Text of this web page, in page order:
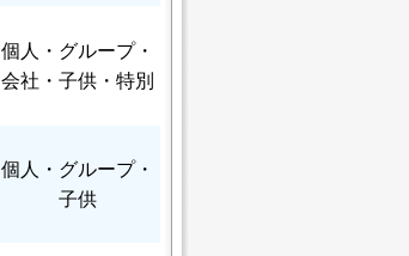
個人
・グループ・
会社・子供・特別
個人
・グループ・
子供